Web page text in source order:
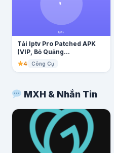
Tải Iptv Pro Patched APK
(VIP, Bỏ Quảng...
4 Công Cụ
MXH & Nhắn Tin